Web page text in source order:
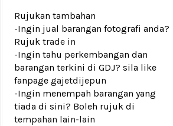
Rujukan tambahan
-Ingin jual barangan fotografi anda?
Rujuk trade in
-Ingin tahu perkembangan dan
barangan terkini di GDJ? sila like
fanpage gajetdijepun
-Ingin menempah barangan yang
tiada di sini? Boleh rujuk di
tempahan lain-lain